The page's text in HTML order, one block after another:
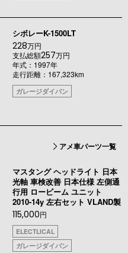
シボレーK-1500LT
228万円
支払総額257万円
年式：1997年
走行距離：167,323km
ガレージダイバン
アメ車パーツ一覧
マスタング ヘッドライト 日本
光軸 車検改善 日本仕様 左側通
行用 ロービーム ユニット
2010-14y 左右セット VLAND製
115,000円
ELECTLICAL
ガレージダイバン